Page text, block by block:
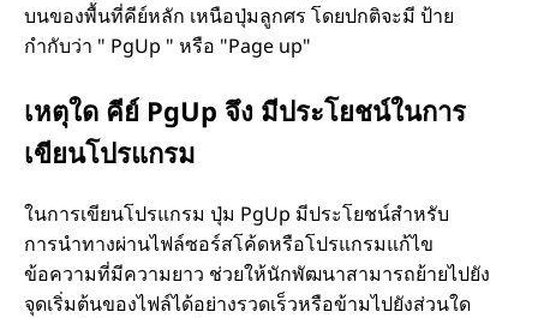
น
คี
บนของพื้นที่คีย์หลัก เหนือปุ่มลูกศร โดยปกติจะมี ป้าย
กำกับว่า " PgUp " หรือ "Page up"
เหตุใด คีย์ PgUp จึง มีประโยชน์ในการ
เขียนโปรแกรม
ในการเขียนโปรแกรม ปุ่ม PgUp มีประโยชน์สำหรับ
การนำทางผ่านไฟล์ซอร์สโค้ดหรือโปรแกรมแก้ไข
ข้อความที่มีความยาว ช่วยให้นักพัฒนาสามารถย้ายไปยัง
จุดเริ่มต้นของไฟล์ได้อย่างรวดเร็วหรือข้ามไปยังส่วนใด